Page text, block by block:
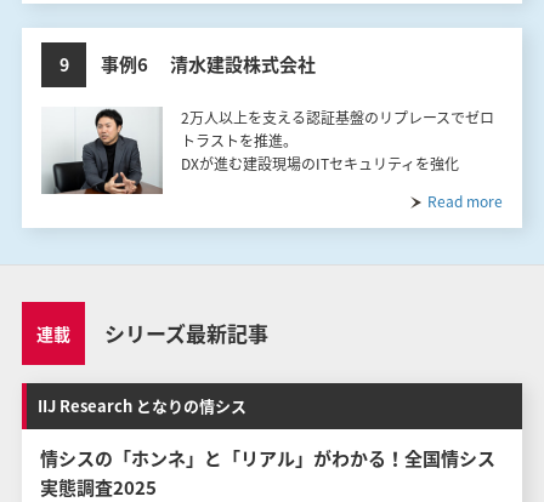
9 事例6 清水建設株式会社
2万人以上を支える認証基盤のリプレースでゼロ
トラストを推進。
DXが進む建設現場のITセキュリティを強化
Read more
連載 シリーズ最新記事
IIJ Research となりの情シス
情シスの「ホンネ」と「リアル」がわかる！全国情シス
実態調査2025